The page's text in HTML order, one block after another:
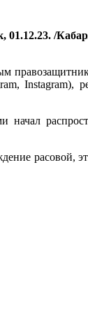
01.12.23. /